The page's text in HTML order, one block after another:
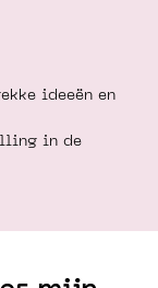
ideeën en
in de